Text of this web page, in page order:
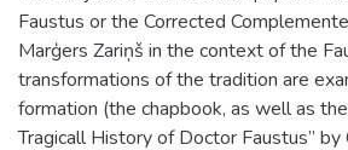
Faustus or the Corrected
Marģers Zariņš in the context of the
transformations of the tradition are
formation (the chapbook, as well as
Tragicall History of Doctor Faustus” by